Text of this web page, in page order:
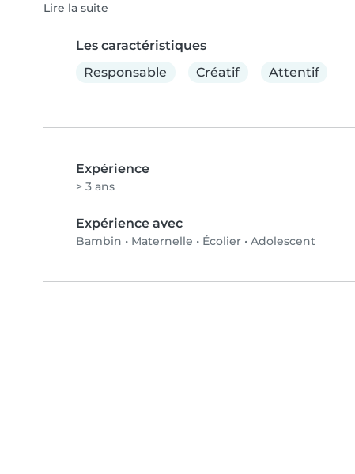
Lire la suite
Les caractéristiques
Responsable
Créatif Attentif
Expérience
> 3 ans
Expérience avec
Bambin • Maternelle • Écolier • Adolescent